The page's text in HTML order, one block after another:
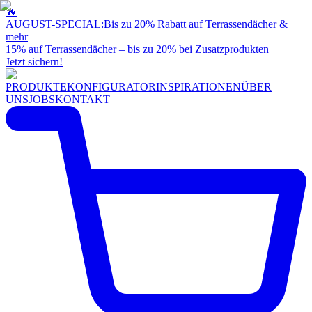
🔥
AUGUST-SPECIAL:Bis zu 20% Rabatt auf Terrassendächer &
mehr
15% auf Terrassendächer – bis zu 20% bei Zusatzprodukten
Jetzt sichern!
PRODUKTEKONFIGURATORINSPIRATIONENÜBER
UNSJOBSKONTAKT